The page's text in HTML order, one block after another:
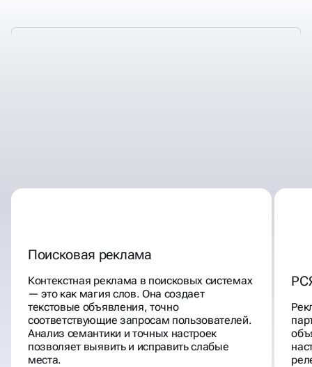
Поисковая реклама
Контекстная реклама в поисковых системах
— это как магия слов. Она создает
текстовые объявления, точно
соответствующие запросам пользователей.
Анализ семантики и точных настроек
позволяет выявить и исправить слабые
места.